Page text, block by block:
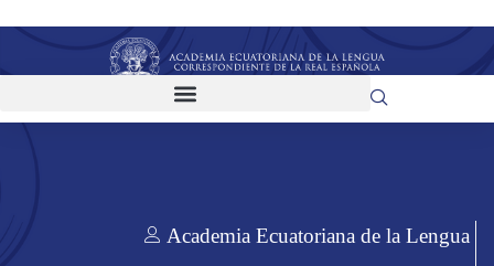
Academia Ecuatoriana de la Lengua